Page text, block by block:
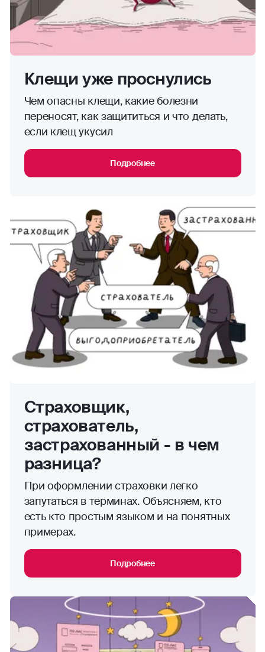
Клещи уже проснулись
Чем опасны клещи, какие болезни
переносят, как защититься и что делать,
если клещ укусил
Подробнее
Страховщик,
страхователь,
застрахованный - в чем
разница?
При оформлении страховки легко
запутаться в терминах. Объясняем, кто
есть кто простым языком и на понятных
примерах.
Подробнее